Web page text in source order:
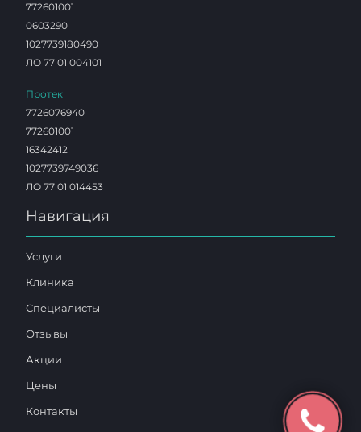
772601001
0603290
1027739180490
ЛО 77 01 004101
Протек
7726076940
772601001
16342412
1027739749036
ЛО 77 01 014453
Навигация
Услуги
Клиника
Специалисты
Отзывы
Акции
Цены
Контакты